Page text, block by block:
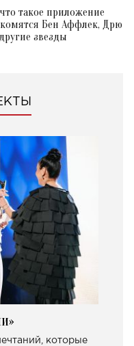
такое приложение
Бен Аффлек, Дрю
звезды
которые